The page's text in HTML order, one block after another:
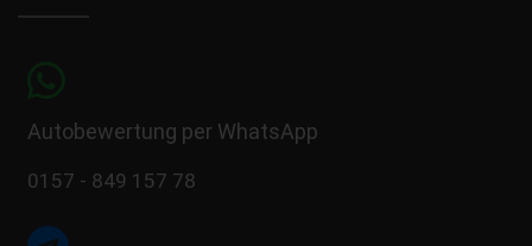
Autobewertung per WhatsApp
0157 - 849 157 78